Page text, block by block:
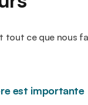
tout ce que nous
est importante